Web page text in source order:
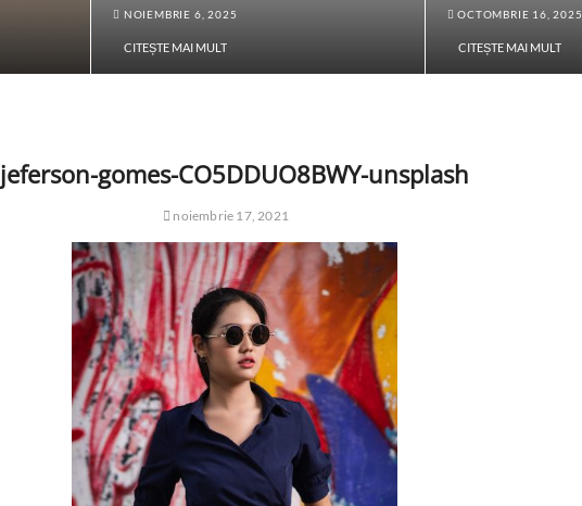
NOIEMBRIE 6, 2025
CITEȘTE MAI MULT
OCTOMBRIE 16, 2025
CITEȘTE MAI MULT
jeferson-gomes-CO5DDUO8BWY-unsplash
noiembrie 17, 2021